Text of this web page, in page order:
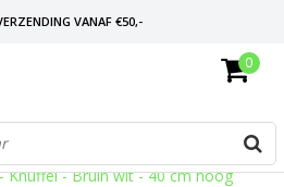
VANAF €50,-
EN 30 DAGEN BEDENKTIJD
0
Knuffel - Bruin wit - 40 cm hoog